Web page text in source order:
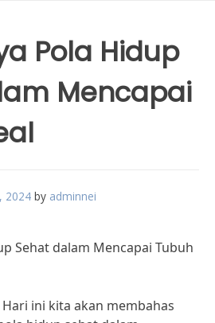
Pola Hidup
Mencapai
2024 by adminnei
Sehat dalam Mencapai Tubuh
ini kita akan membahas